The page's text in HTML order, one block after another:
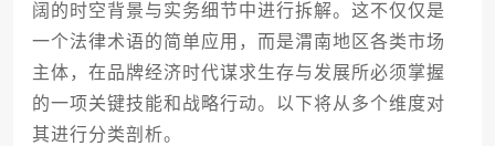
阔的时空背景与实务细节中进行拆解。这不仅仅是
一个法律术语的简单应用，而是渭南地区各类市场
主体，在品牌经济时代谋求生存与发展所必须掌握
的一项关键技能和战略行动。以下将从多个维度对
其进行分类剖析。